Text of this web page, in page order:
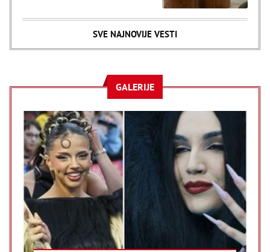
SVE NAJNOVIJE VESTI
GALERIJE